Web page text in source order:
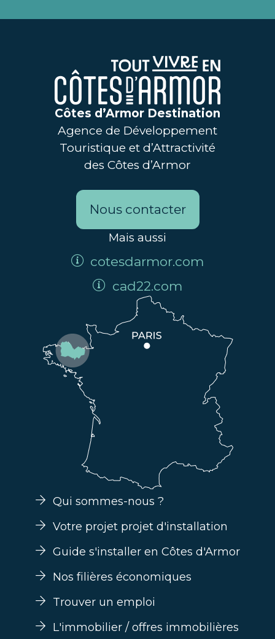
Côtes d’Armor Destination
Agence de Développement
Touristique et d’Attractivité
des Côtes d’Armor
Nous contacter
Mais aussi
cotesdarmor.com
cad22.com
Qui sommes-nous ?
Votre projet projet d'installation
Guide s'installer en Côtes d'Armor
Nos filières économiques
Trouver un emploi
L'immobilier / offres immobilières